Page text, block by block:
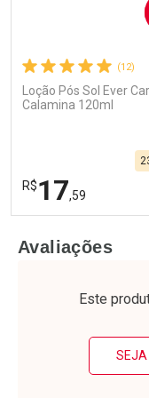
(12)
Loção Pós Sol Ever
Calamina 120ml
R$17,59
Laboratório
Por Menos
Avaliações
Este
SEJA